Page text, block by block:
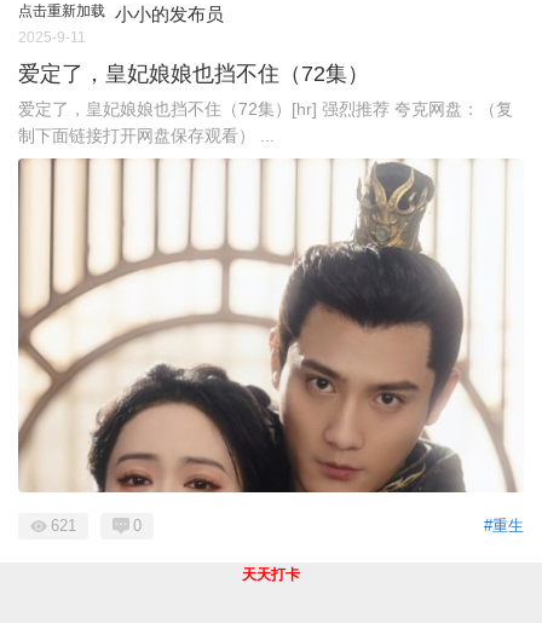
点击重新加载 小小的发布员
2025-9-11
爱定了，皇妃娘娘也挡不住（72集）
爱定了，皇妃娘娘也挡不住（72集）[hr] 强烈推荐 夸克网盘：（复
制下面链接打开网盘保存观看） ...
#重生
621 0
天天打卡